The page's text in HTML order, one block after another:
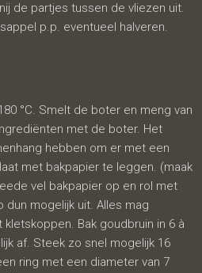
de partjes tussen de vliezen uit.
p.p. eventueel halveren.
°C. Smelt de boter en meng van
met de boter. Het
hebben om er met een
met bakpapier te leggen. (maak
vel bakpapier op en rol met
mogelijk uit. Alles mag
Bak goudbruin in 6 à
af. Steek zo snel mogelijk 16
ring met een diameter van 7